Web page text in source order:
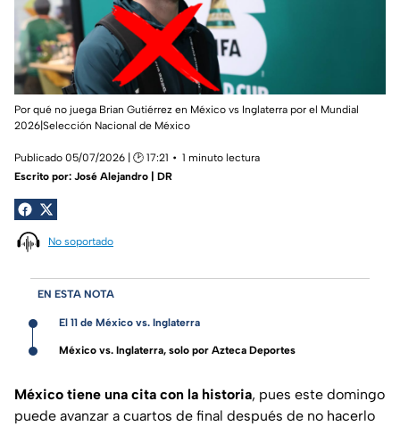
Por qué no juega Brian Gutiérrez en México vs Inglaterra por el Mundial
2026|Selección Nacional de México
Publicado 05/07/2026 | 🕑 17:21
1 minuto lectura
Escrito por: José Alejandro | DR
No soportado
EN ESTA NOTA
El 11 de México vs. Inglaterra
México vs. Inglaterra, solo por Azteca Deportes
México tiene una cita con la historia, pues este domingo
puede avanzar a cuartos de final después de no hacerlo